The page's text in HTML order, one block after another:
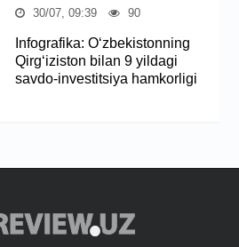
30/07, 09:39 90
Infografika: O‘zbekistonning
Qirg‘iziston bilan 9 yildagi
savdo-investitsiya hamkorligi